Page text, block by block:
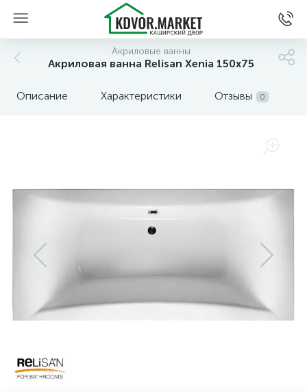
Акриловые ванны
Акриловая ванна Relisan Xenia 150х75
Описание Характеристики Отзывы 0